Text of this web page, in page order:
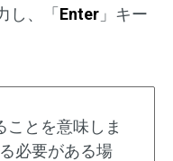
し、「 Enter 」キー
ことを意味しま
必要がある場